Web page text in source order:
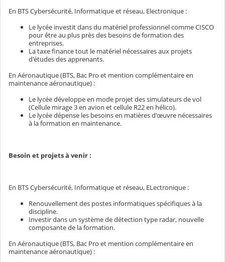
En BTS Cybersécurité, Informatique et réseau, Electronique :
Le lycée investit dans du matériel professionnel comme CISCO
pour être au plus près des besoins de formation des
entreprises.
La taxe finance tout le matériel nécessaires aux projets
d'études des apprenants.
En Aéronautique (BTS, Bac Pro et mention complémentaire en
maintenance aéronautique) :
Le lycée développe en mode projet des simulateurs de vol
(Cellule mirage 3 en avion et cellule R22 en hélico).
Le lycée dépense les besoins en matières d'œuvre nécessaires
à la formation en maintenance.
Besoin et projets à venir :
En BTS Cybersécurité, Informatique et réseau, ELectronique :
Renouvellement des postes informatiques spécifiques à la
discipline.
Investir dans un système de détection type radar, nouvelle
composante de la formation.
En Aéronautique (BTS, Bac Pro et mention complémentaire en
maintenance aéronautique) :